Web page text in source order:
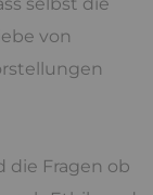
von
die Fragen ob